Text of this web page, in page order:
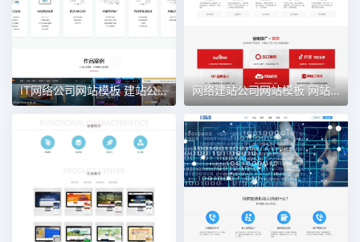
IT网络公司网站模板 建站公司网站 网站制作 网络建站公司网站模板 网站制作公司网站